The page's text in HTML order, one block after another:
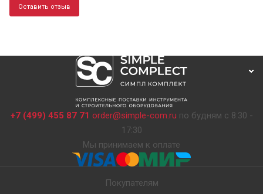
Оставить отзыв
+7 (499) 455 87 71 order@simple-com.ru по будням с 8:30 -
17:30
Мы принимаем к оплате
Покупателям